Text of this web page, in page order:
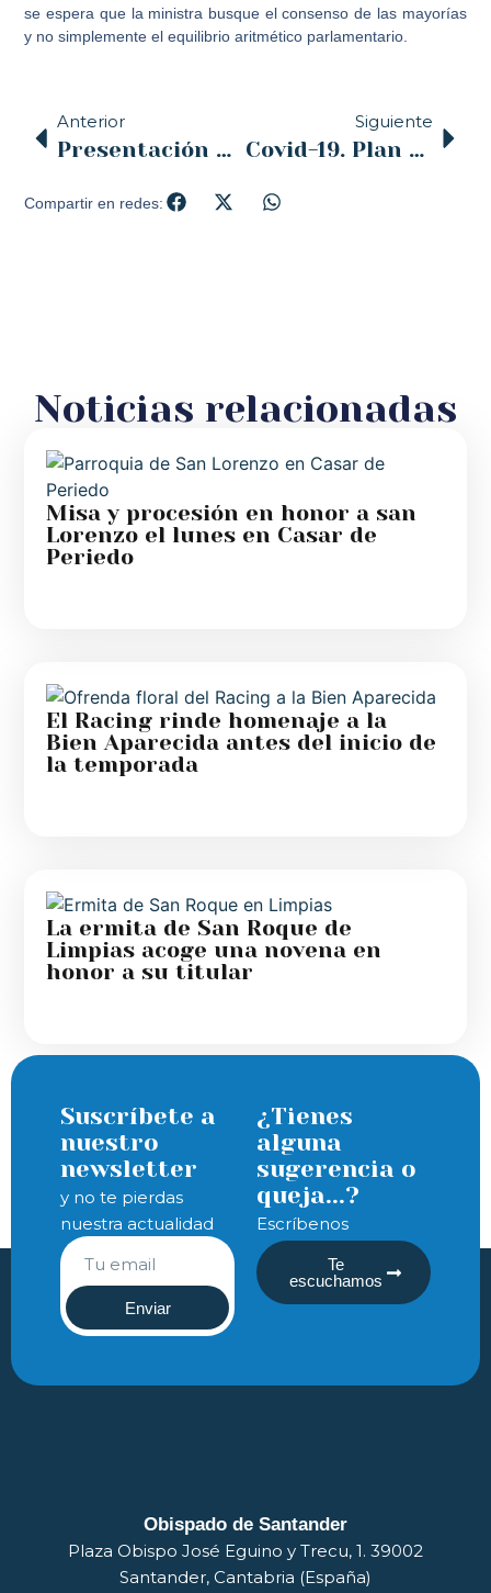
se espera que la ministra busque el consenso de las mayorías
y no simplemente el equilibrio aritmético parlamentario.
Anterior
Presentación de la parte económica de la Memoria de actividades de la Iglesia de 2018
Siguiente
Covid-19. Plan de cursos y oraciones de la delegación de Familia y Vida de la diócesis de Santander.
Compartir en redes:
Noticias relacionadas
Misa y procesión en honor a san
Lorenzo el lunes en Casar de
Periedo
El Racing rinde homenaje a la
Bien Aparecida antes del inicio de
la temporada
La ermita de San Roque de
Limpias acoge una novena en
honor a su titular
Suscríbete a
nuestro
newsletter
y no te pierdas
nuestra actualidad
Enviar
¿Tienes
alguna
sugerencia o
queja...?
Escríbenos
Te
escuchamos
Obispado de Santander
Plaza Obispo José Eguino y Trecu, 1. 39002
Santander, Cantabria (España)